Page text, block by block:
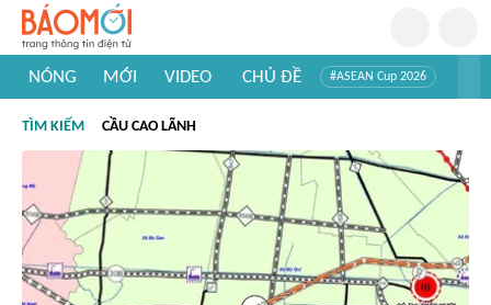
NÓNG MỚI VIDEO CHỦ ĐỀ #ASEAN Cup 2026
#Khám phá thế giới
TÌM KIẾM CẦU CAO LÃNH